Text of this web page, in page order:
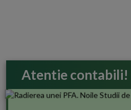
Atentie contabili!